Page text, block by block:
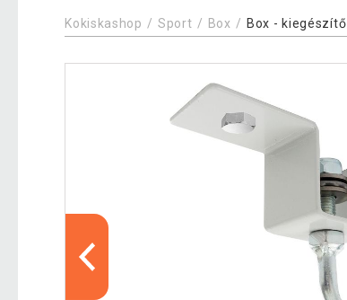
Kokiskashop Sport Box Box - kiegészítő